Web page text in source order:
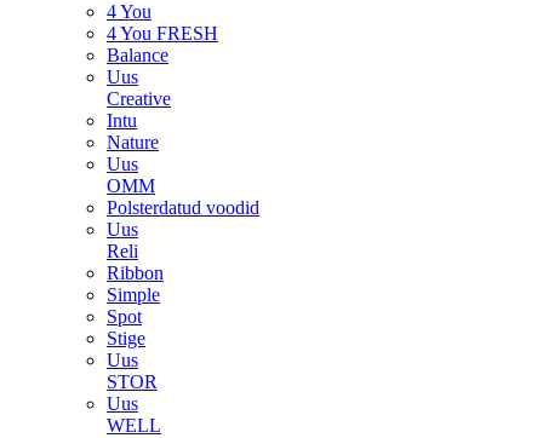
4 You
4 You FRESH
Balance
Uus
Creative
Intu
Nature
Uus
OMM
Polsterdatud voodid
Uus
Reli
Ribbon
Simple
Spot
Stige
Uus
STOR
Uus
WELL